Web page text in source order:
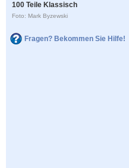
100 Teile Klassisch
Foto: Mark Byzewski
Fragen? Bekommen Sie Hilfe!